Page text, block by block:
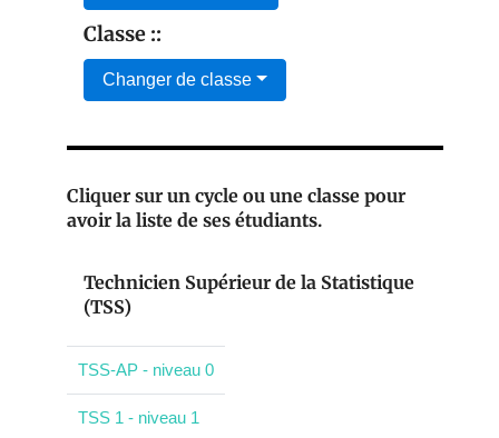
Classe ::
Changer de classe
Cliquer sur un cycle ou une classe pour
avoir la liste de ses étudiants.
Technicien Supérieur de la Statistique
(TSS)
TSS-AP - niveau 0
TSS 1 - niveau 1